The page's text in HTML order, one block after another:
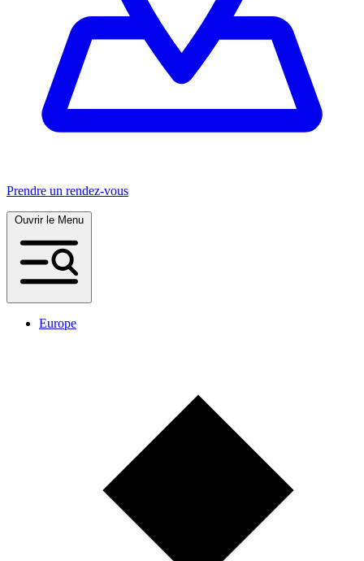
Prendre un rendez-vous
Europe